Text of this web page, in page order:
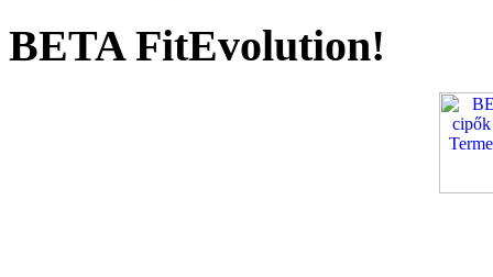
BETA FitEvolution!